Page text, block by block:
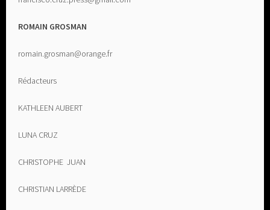
ROMAIN GROSMAN
romain.grosman@orange.fr
Rédacteurs
KATHLEEN AUBERT
LUNA CRUZ
CHRISTOPHE JUAN
CHRISTIAN LARRÈDE